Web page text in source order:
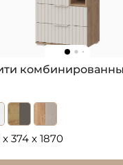
x 374 x 1870